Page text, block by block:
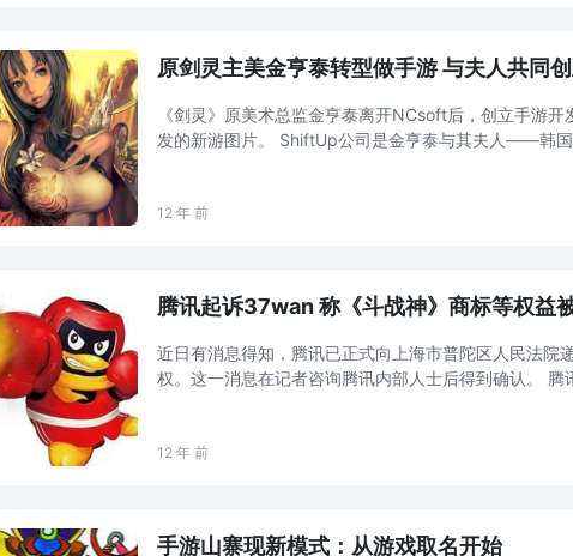
原剑灵主美金亨泰转型做手游 与夫人共同
《剑灵》原美术总监金亨泰离开NCsoft后，创立手游
发的新游图片。 ShiftUp公司是金亨泰与其夫人——韩
12 年 前
腾讯起诉37wan 称《斗战神》商标等权益
近日有消息得知，腾讯已正式向上海市普陀区人民法
权。这一消息在记者咨询腾讯内部人士后得到确认。
12 年 前
手游山寨现新模式：从游戏取名开始